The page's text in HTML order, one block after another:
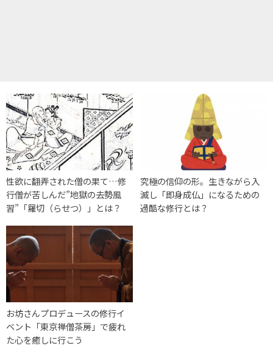
性欲に翻弄された僧の果て…修
行僧が苦しんだ”地獄の去勢風
習”「羅切（らせつ）」とは？
究極の信仰の形。生きながら入
滅し「即身成仏」になるための
過酷な修行とは？
お坊さんプロデュースの修行イ
ベント「東京禅僧茶房」で疲れ
た心を癒しに行こう